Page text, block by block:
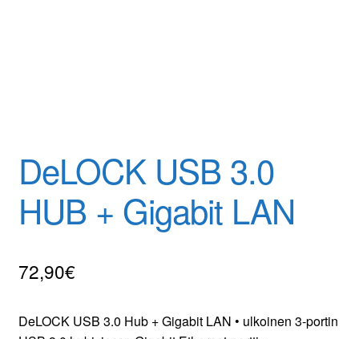
DeLOCK USB 3.0
HUB + Gigabit LAN
72,90€
DeLOCK USB 3.0 Hub + Gigabit LAN • ulkoinen 3-portin